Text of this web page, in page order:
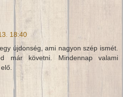
18:40
újdonség, ami nagyon szép ismét.
már követni. Mindennap valami